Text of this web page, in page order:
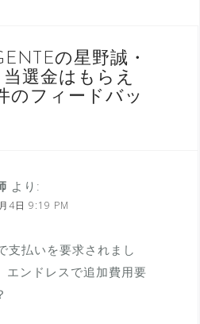
の星野誠・
選金はもらえ
のフィードバッ
より:
4日 9:19 PM
支払いを要求されまし
ンドレスで追加費用要